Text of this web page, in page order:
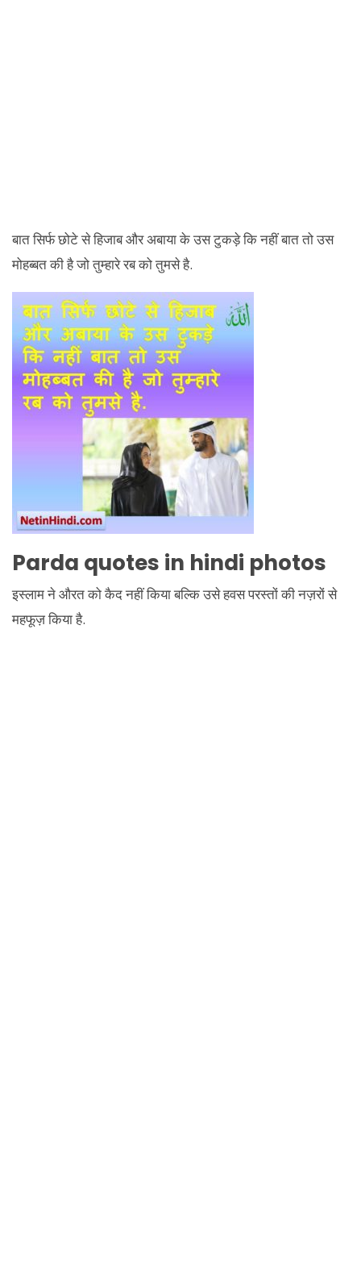
बात सिर्फ छोटे से हिजाब और अबाया के उस टुकड़े कि नहीं बात तो उस
मोहब्बत की है जो तुम्हारे रब को तुमसे है.
Parda quotes in hindi photos
इस्लाम ने औरत को कैद नहीं किया बल्कि उसे हवस परस्तों की नज़रों से
महफूज़ किया है.